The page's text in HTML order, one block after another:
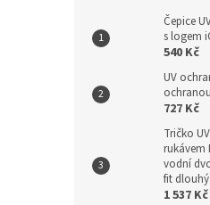
Čepice
s logem
540 Kč
UV
727 Kč
Tričko
rukávem
vodní
fit
1 537 Kč